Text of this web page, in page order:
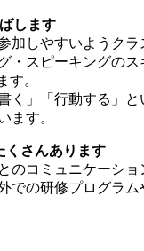
します
しやすいようク
・スピーキングの
す。
」「行動する」
ます。
くさんあります
コミュニケーシ
での研修プログラ